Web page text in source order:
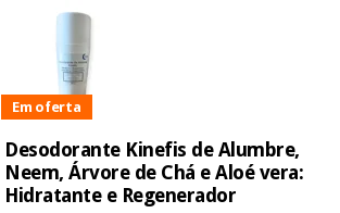
Em oferta
Desodorante Kinefis de Alumbre,
Neem, Árvore de Chá e Aloé vera:
Hidratante e Regenerador